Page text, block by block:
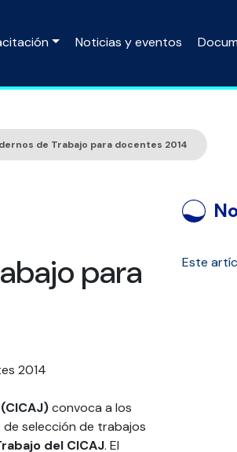
Noticias y eventos
de Trabajo para docentes 2014
para
convoca a los
selección de trabajos
del CICAJ. El
Este